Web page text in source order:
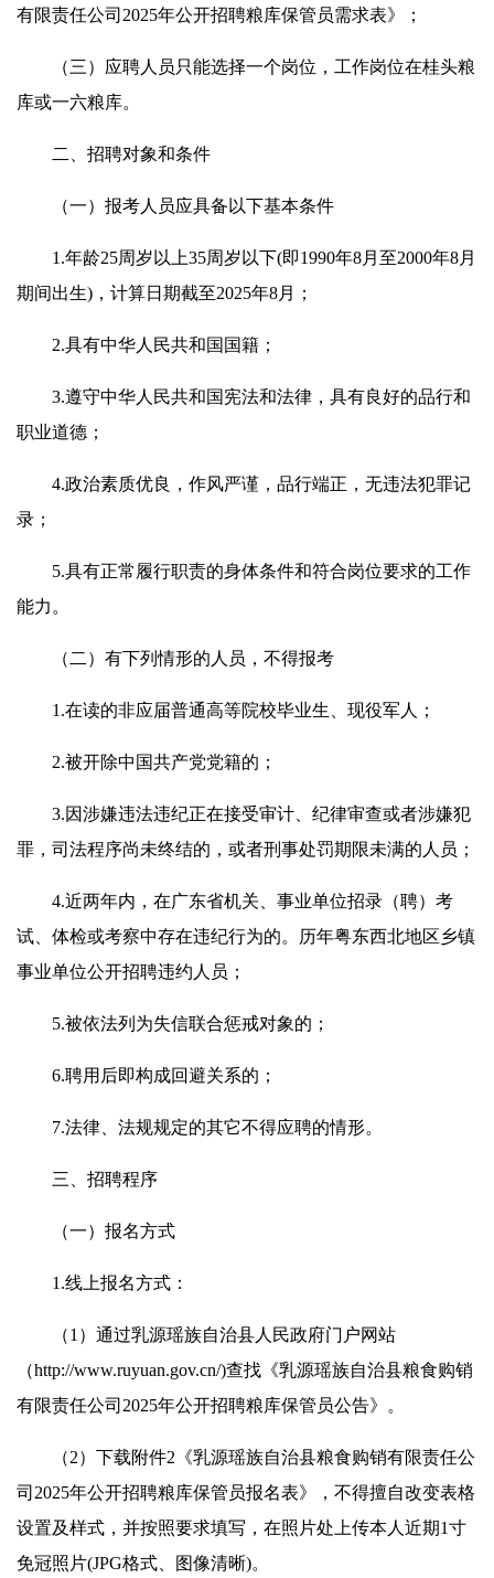
有限责任公司2025年公开招聘粮库保管员需求表》；
（三）应聘人员只能选择一个岗位，工作岗位在桂头粮
库或一六粮库。
二、招聘对象和条件
（一）报考人员应具备以下基本条件
1.年龄25周岁以上35周岁以下(即1990年8月至2000年8月
期间出生)，计算日期截至2025年8月；
2.具有中华人民共和国国籍；
3.遵守中华人民共和国宪法和法律，具有良好的品行和
职业道德；
4.政治素质优良，作风严谨，品行端正，无违法犯罪记
录；
5.具有正常履行职责的身体条件和符合岗位要求的工作
能力。
（二）有下列情形的人员，不得报考
1.在读的非应届普通高等院校毕业生、现役军人；
2.被开除中国共产党党籍的；
3.因涉嫌违法违纪正在接受审计、纪律审查或者涉嫌犯
罪，司法程序尚未终结的，或者刑事处罚期限未满的人员；
4.近两年内，在广东省机关、事业单位招录（聘）考
试、体检或考察中存在违纪行为的。历年粤东西北地区乡镇
事业单位公开招聘违约人员；
5.被依法列为失信联合惩戒对象的；
6.聘用后即构成回避关系的；
7.法律、法规规定的其它不得应聘的情形。
三、招聘程序
（一）报名方式
1.线上报名方式：
（1）通过乳源瑶族自治县人民政府门户网站
（http://www.ruyuan.gov.cn/)查找《乳源瑶族自治县粮食购销
有限责任公司2025年公开招聘粮库保管员公告》。
（2）下载附件2《乳源瑶族自治县粮食购销有限责任公
司2025年公开招聘粮库保管员报名表》，不得擅自改变表格
设置及样式，并按照要求填写，在照片处上传本人近期1寸
免冠照片(JPG格式、图像清晰)。